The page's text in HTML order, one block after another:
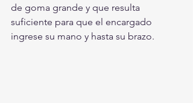
de goma grande y que resulta
suficiente para que el encargado
ingrese su mano y hasta su brazo.